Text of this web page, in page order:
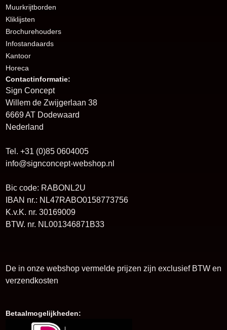
Muurkrijtborden
Kliklijsten
Brochurehouders
Infostandaards
Kantoor
Horeca
Contactinformatie:
Sign Concept
Willem de Zwijgerlaan 38
6669 AT Dodewaard
Nederland
Tel. +31 (0)85 0604005
info@signconcept-webshop.nl
Bic code: RABONL2U
IBAN nr.: NL47RABO0158773756
K.v.K. nr. 30169009
BTW. nr. NL001346871B33
De in onze webshop vermelde prijzen zijn exclusief BTW en
verzendkosten
Betaalmogelijkheden: